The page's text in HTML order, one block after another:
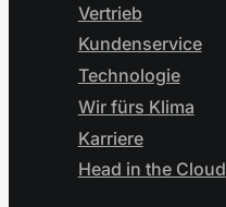
Vertrieb
Kundenservice
Technologie
Wir fürs Klima
Karriere
Head in the Cloud